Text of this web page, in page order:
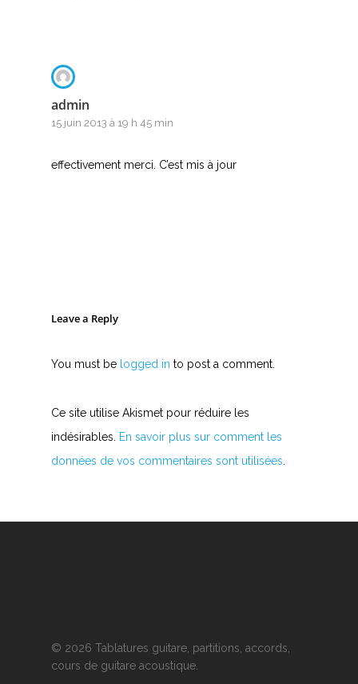
admin
15 juin 2013 à 19 h 45 min
effectivement merci. C’est mis à jour
Leave a Reply
You must be logged in to post a comment.
Ce site utilise Akismet pour réduire les
indésirables.
En savoir plus sur comment les
données de vos commentaires sont utilisées
© 2026 Tablatures guitare, partitions, accords,
cours de guitare acoustique.